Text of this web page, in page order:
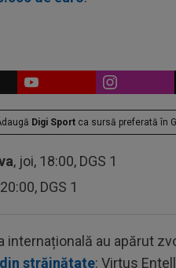
Digi Sport ca sursă preferată în
, joi, 18:00, DGS 1
DGS 1
internațională au apărut
străinătate: Virtus